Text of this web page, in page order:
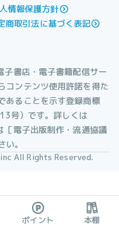
情報保護方針
商取引法に基づく表記
子書店・電子書籍配信サー
コンテンツ使用許諾を得た
あることを示す登録商標
号）です。詳しくは
［電子出版制作・流通協議
。
All Rights Reserved.
ポイント 本棚